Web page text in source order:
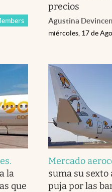
precios
Agustina
miércoles, 17 de
.
la
que
Mercado
suma su sexto
puja por las